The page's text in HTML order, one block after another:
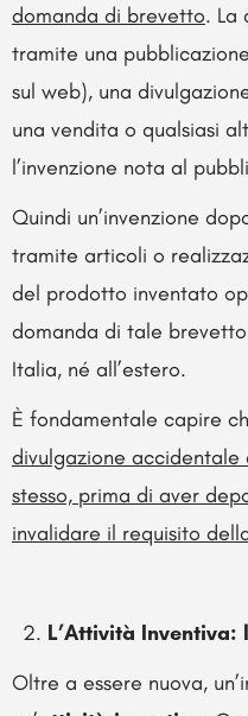
domanda di brevetto. La
tramite una
sul web), una
una vendita o qualsiasi
l’invenzione nota al
Quindi un’invenzione
tramite articoli o
del prodotto inventato
domanda di tale
Italia, né all’estero.
È fondamentale capire
divulgazione accidentale
stesso, prima di aver
invalidare il requisito
L’Attività Inventiva:
Oltre a essere nuova,